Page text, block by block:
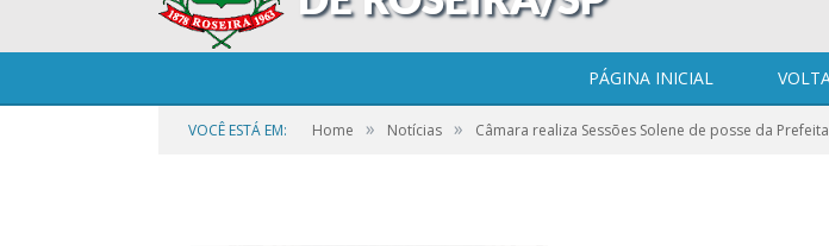
PÁGINA INICIAL
VOCÊ ESTÁ EM: Home » Notícias » Câmara realiza Sessões Solene de posse da